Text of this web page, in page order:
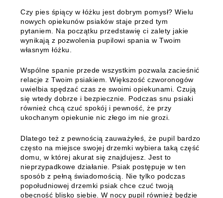
Czy pies śpiący w łóżku jest dobrym pomysł? Wielu
nowych opiekunów psiaków staje przed tym
pytaniem. Na początku przedstawię ci zalety jakie
wynikają z pozwolenia pupilowi spania w Twoim
własnym łóżku.
Wspólne spanie przede wszystkim pozwala zacieśnić
relacje z Twoim psiakiem. Większość czworonogów
uwielbia spędzać czas ze swoimi opiekunami. Czują
się wtedy dobrze i bezpiecznie. Podczas snu psiaki
również chcą czuć spokój i pewność, że przy
ukochanym opiekunie nic złego im nie grozi.
Dlatego też z pewnością zauważyłeś, że pupil bardzo
często na miejsce swojej drzemki wybiera taką część
domu, w której akurat się znajdujesz. Jest to
nieprzypadkowe działanie. Psiak postępuje w ten
sposób z pełną świadomością. Nie tylko podczas
popołudniowej drzemki psiak chce czuć twoją
obecność blisko siebie. W nocy pupil również będzie